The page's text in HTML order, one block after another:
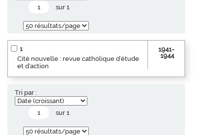
sur 1
1
Cité nouvelle : revue catholique d'étude
et d'action
1941-
1944
Tri par :
sur 1